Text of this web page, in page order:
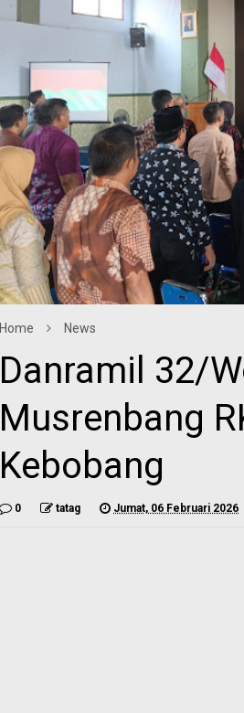
Home News
Danramil 32/
Musrenbang
Kebobang
0 tatag Jumat, 06 Februari 2026